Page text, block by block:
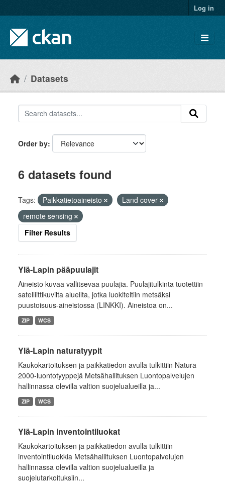
Log in
Datasets
Order by
6 datasets found
Tags: Paikkatietoaineisto
Land cover
remote sensing
Filter Results
Ylä-Lapin pääpuulajit
Aineisto kuvaa vallitsevaa puulajia. Puulajitulkinta tuotettiin
satelliittikuvilta alueilta, jotka luokiteltiin metsäksi
puustoisuus-aineistossa (LINKKI). Aineistoa on...
ZIP WCS
Ylä-Lapin naturatyypit
Kaukokartoituksen ja paikkatiedon avulla tulkittiin Natura
2000-luontotyyppejä Metsähallituksen Luontopalvelujen
hallinnassa olevilla valtion suojelualueilla ja...
ZIP WCS
Ylä-Lapin inventointiluokat
Kaukokartoituksen ja paikkatiedon avulla tulkittiin
inventointiluokkia Metsähallituksen Luontopalvelujen
hallinnassa olevilla valtion suojelualueilla ja
suojelutarkoituksiin...